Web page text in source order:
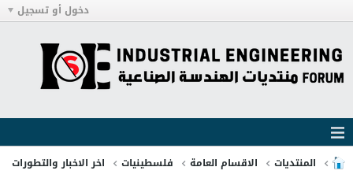
دخول أو تسجيل
المنتديات الاقسام العامة فلسطينيات اخر الاخبار والتطورات